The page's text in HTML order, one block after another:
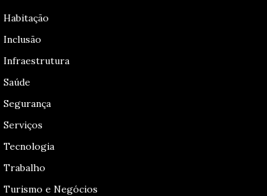
Habitação
Inclusão
Infraestrutura
Saúde
Segurança
Serviços
Tecnologia
Trabalho
Turismo e Negócios